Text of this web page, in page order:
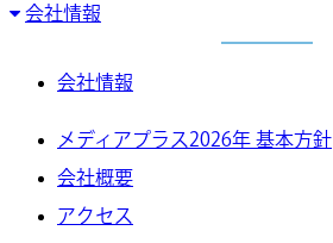
会社情報
会社情報
メディアプラス2026年 基本方針
会社概要
アクセス